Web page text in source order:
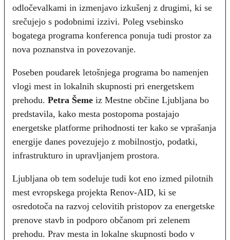
odločevalkami in izmenjavo izkušenj z drugimi, ki se
srečujejo s podobnimi izzivi. Poleg vsebinsko
bogatega programa konferenca ponuja tudi prostor za
nova poznanstva in povezovanje.
Poseben poudarek letošnjega programa bo namenjen
vlogi mest in lokalnih skupnosti pri energetskem
prehodu. Petra Šeme iz Mestne občine Ljubljana bo
predstavila, kako mesta postopoma postajajo
energetske platforme prihodnosti ter kako se vprašanja
energije danes povezujejo z mobilnostjo, podatki,
infrastrukturo in upravljanjem prostora.
Ljubljana ob tem sodeluje tudi kot eno izmed pilotnih
mest evropskega projekta Renov-AID, ki se
osredotoča na razvoj celovitih pristopov za energetske
prenove stavb in podporo občanom pri zelenem
prehodu. Prav mesta in lokalne skupnosti bodo v